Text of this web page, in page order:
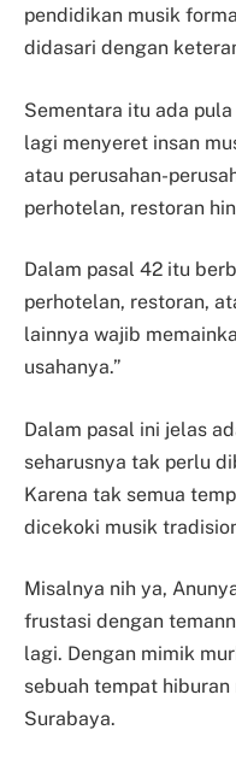
pendidikan musik
didasari dengan
Sementara itu ada
lagi menyeret insan
atau perusahan-
perhotelan, restoran
Dalam pasal 42 itu
perhotelan, restoran,
lainnya wajib
usahanya.”
Dalam pasal ini jelas
seharusnya tak perlu
Karena tak semua
dicekoki musik
Misalnya nih ya,
frustasi dengan
lagi. Dengan mimik
sebuah tempat
Surabaya.